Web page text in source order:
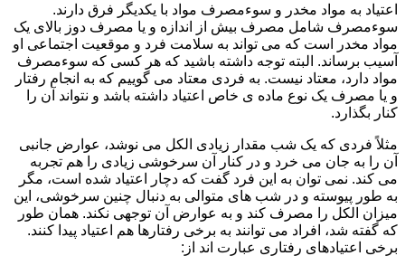
اعتیاد به مواد مخدر و سوءمصرف مواد با یکدیگر فرق دارند.
سوءمصرف شامل مصرف بیش از اندازه و یا مصرف دوز بالای یک
مواد مخدر است که می تواند به سلامت فرد و موقعیت اجتماعی او
آسیب برساند. البته توجه داشته باشید که هر کسی که سوءمصرف
مواد دارد، معتاد نیست. به فردی معتاد می گوییم که به انجام رفتار
و یا مصرف یک نوع ماده ی خاص اعتیاد داشته باشد و نتواند آن را
کنار بگذارد.
مثلاً فردی که یک شب مقدار زیادی الکل می نوشد، عوارض جانبی
آن را به جان می خرد و در کنار آن سرخوشی زیادی را هم تجربه
می کند. نمی توان به این فرد گفت که دچار اعتیاد شده است، مگر
به طور پیوسته و در شب های متوالی به دنبال چنین سرخوشی، این
میزان الکل را مصرف کند و به عوارض آن توجهی نکند. همان طور
که گفته شد، افراد می توانند به برخی رفتارها هم اعتیاد پیدا کنند.
برخی اعتیادهای رفتاری عبارت اند از: